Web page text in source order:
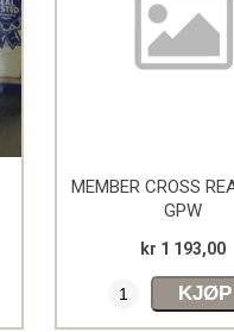
MEMBER CROSS
GPW
kr 1 193,00
KJØP